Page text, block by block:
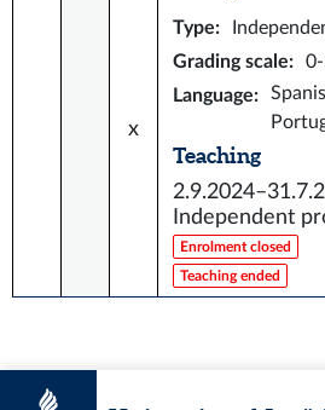
x
Type:
Grading scale:
Language:
Teaching
Independent
Enrolment closed
Teaching ended